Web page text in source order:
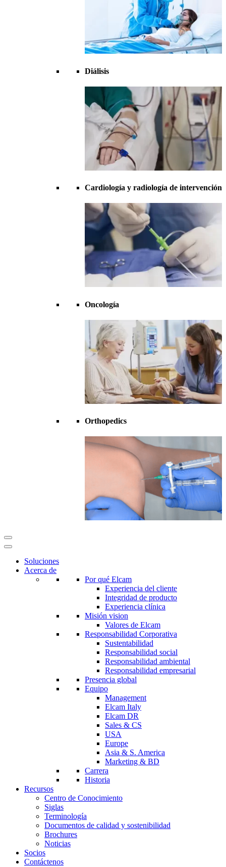
Diálisis
Cardiología y radiología de intervención
Oncología
Orthopedics
Soluciones
Acerca de
Por qué Elcam
Experiencia del cliente
Integridad de producto
Experiencia clínica
Misión vision
Valores de Elcam
Responsabilidad Corporativa
Sustentabilidad
Responsabilidad social
Responsabilidad ambiental
Responsabilidad empresarial
Presencia global
Equipo
Management
Elcam Italy
Elcam DR
Sales & CS
USA
Europe
Asia & S. America
Marketing & BD
Carrera
Historia
Recursos
Centro de Conocimiento
Siglas
Terminología
Documentos de calidad y sostenibilidad
Brochures
Noticias
Socios
Contáctenos